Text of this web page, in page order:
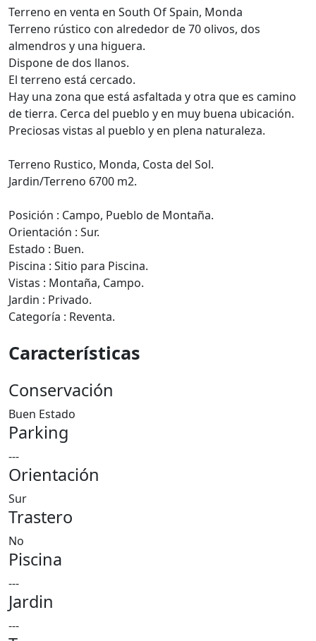
Terreno en venta en South Of Spain, Monda
Terreno rústico con alrededor de 70 olivos, dos
almendros y una higuera.
Dispone de dos llanos.
El terreno está cercado.
Hay una zona que está asfaltada y otra que es camino
de tierra. Cerca del pueblo y en muy buena ubicación.
Preciosas vistas al pueblo y en plena naturaleza.
Terreno Rustico, Monda, Costa del Sol.
Jardin/Terreno 6700 m2.
Posición : Campo, Pueblo de Montaña.
Orientación : Sur.
Estado : Buen.
Piscina : Sitio para Piscina.
Vistas : Montaña, Campo.
Jardin : Privado.
Categoría : Reventa.
Características
Conservación
Buen Estado
Parking
---
Orientación
Sur
Trastero
No
Piscina
---
Jardin
---